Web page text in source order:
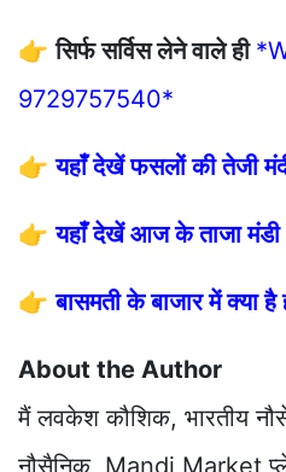
👉सिर्फ सर्विस लेने वाले ही
9729757540*
👉यहाँ देखें फसलों की तेजी मंदी
👉यहाँ देखें आज के ताजा मंडी
👉बासमती के बाजार में क्या
About the Author
मैं लवकेश कौशिक, भारतीय
नौसैनिक, Mandi Market